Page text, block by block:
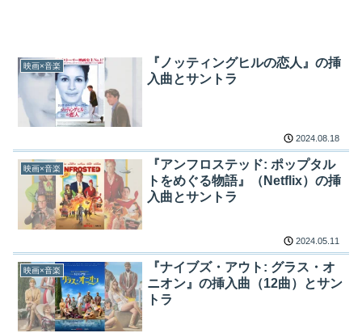
映画×音楽
『ノッティングヒルの恋人』の挿
入曲とサントラ
2024.08.18
映画×音楽
『アンフロステッド: ポップタル
トをめぐる物語』（Netflix）の挿
入曲とサントラ
2024.05.11
映画×音楽
『ナイブズ・アウト: グラス・オ
ニオン』の挿入曲（12曲）とサン
トラ